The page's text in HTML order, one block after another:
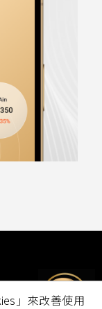
」來改善使用